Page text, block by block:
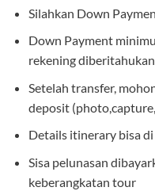
Silahkan Down
Down Payment
rekening
Setelah transfer,
deposit
Details itinerary bisa
Sisa pelunasan
keberangkatan tour